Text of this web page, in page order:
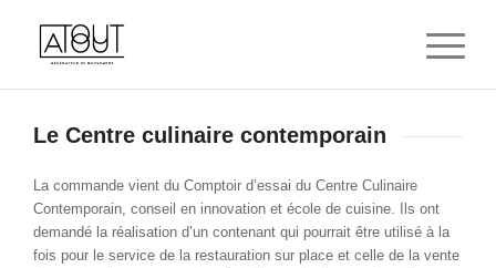
Le Centre culinaire contemporain
La commande vient du Comptoir d’essai du Centre Culinaire
Contemporain, conseil en innovation et école de cuisine. Ils ont
demandé la réalisation d’un contenant qui pourrait être utilisé à la
fois pour le service de la restauration sur place et celle de la vente